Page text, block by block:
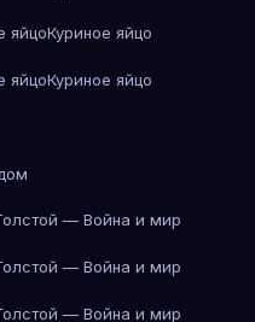
яйцоКуриное яйцо
яйцоКуриное яйцо
— Война и мир
— Война и мир
— Война и мир